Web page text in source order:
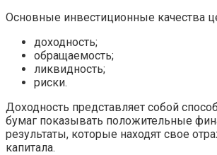
Основные инвестиционные качества
доходность;
обращаемость;
ликвидность;
риски.
Доходность представляет собой
бумаг показывать положительные
результаты, которые находят свое
капитала.